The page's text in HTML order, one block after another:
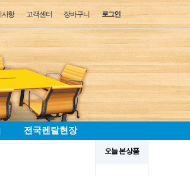
로그인
장바구니
고객센터
사항
전국렌탈현장
오늘 본 상품